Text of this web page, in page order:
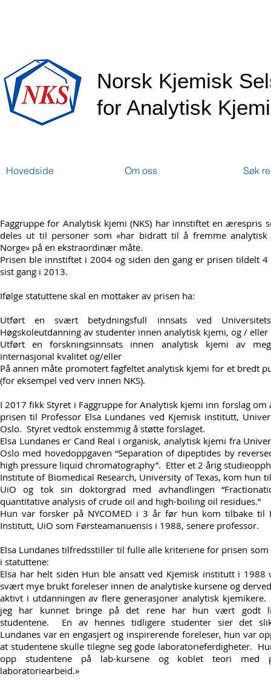
Norsk Kjemisk
for Analytisk Kjemi
Hovedside Om oss Søk
Faggruppe for Analytisk kjemi (NKS) har innstiftet en ærespris
deles ut til personer som «har bidratt til å fremme
Norge» på en ekstraordinær måte.
Prisen ble innstiftet i 2004 og siden den gang er prisen tildelt 4
sist gang i 2013.
Ifølge statuttene skal en mottaker av prisen ha:
Utført en svært betydningsfull innsats ved
Høgskoleutdanning av studenter innen analytisk kjemi, og / eller
Utført en forskningsinnsats innen analytisk kjemi av
internasjonal kvalitet og/eller
På annen måte promotert fagfeltet analytisk kjemi for et bredt
(for eksempel ved verv innen NKS).
I 2017 fikk Styret i Faggruppe for Analytisk kjemi inn forslag om
prisen til Professor Elsa Lundanes ved Kjemisk institutt,
Oslo. Styret vedtok enstemmig å støtte forslaget.
Elsa Lundanes er Cand Real i organisk, analytisk kjemi fra
Oslo med hovedoppgaven “Separation of dipeptides by
high pressure liquid chromatography”. Etter et 2 årig
Institute of Biomedical Research, University of Texas, kom hun
UiO og tok sin doktorgrad med avhandlingen
quantitative analysis of crude oil and high-boiling oil residues.”
Hun var forsker på NYCOMED i 3 år før hun kom tilbake til
Institutt, UiO som Førsteamanuensis i 1988, senere professor.
Elsa Lundanes tilfredsstiller til fulle alle kriteriene for prisen
i statuttene:
Elsa har helt siden Hun ble ansatt ved Kjemisk institutt i
svært mye brukt foreleser innen de analytiske kursene og
aktivt i utdanningen av flere generasjoner analytisk
jeg har kunnet bringe på det rene har hun vært godt
studentene. En av hennes tidligere studenter sier det
Lundanes var en engasjert og inspirerende foreleser, hun var
at studentene skulle tilegne seg gode laboratorieferdigheter.
opp studentene på lab-kursene og koblet teori med
laboratoriearbeid.»